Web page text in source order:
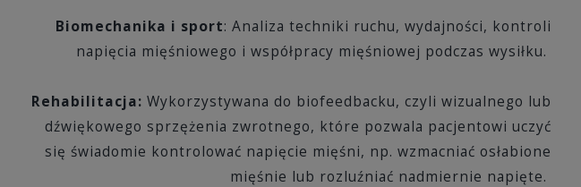
Biomechanika i sport: Analiza techniki ruchu, wydajności, kontroli
napięcia mięśniowego i współpracy mięśniowej podczas wysiłku.
Rehabilitacja: Wykorzystywana do biofeedbacku, czyli wizualnego lub
dźwiękowego sprzężenia zwrotnego, które pozwala pacjentowi uczyć
się świadomie kontrolować napięcie mięśni, np. wzmacniać osłabione
mięśnie lub rozluźniać nadmiernie napięte.